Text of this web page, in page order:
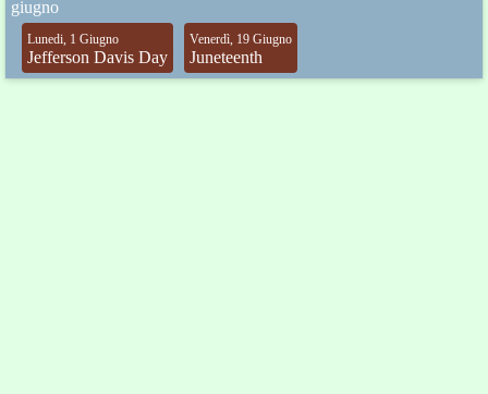
giugno
Lunedi, 1 Giugno
Jefferson Davis Day
Venerdì, 19 Giugno
Juneteenth